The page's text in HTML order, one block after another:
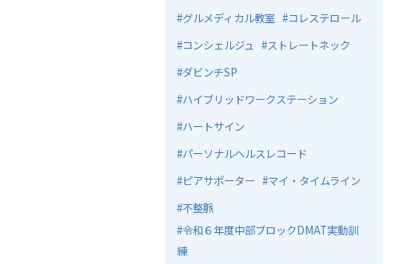
グルメディカル教室
コレステロール
コンシェルジュ
ストレートネック
ダビンチSP
ハイブリッドワークステーション
ハートサイン
パーソナルヘルスレコード
ピアサポーター
マイ・タイムライン
不整脈
令和６年度中部ブロックDMAT実動訓
練